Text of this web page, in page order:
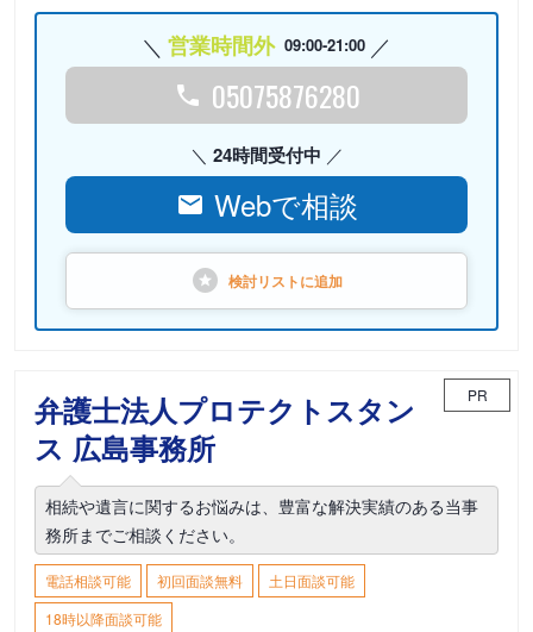
営業時間外 09:00-21:00
05075876280
24時間受付中
Webで相談
検討リストに追加
弁護士法人プロテクトスタン
ス 広島事務所
PR
相続や遺言に関するお悩みは、豊富な解決実績のある当事
務所までご相談ください。
電話相談可能 初回面談無料
土日面談可能
18時以降面談可能